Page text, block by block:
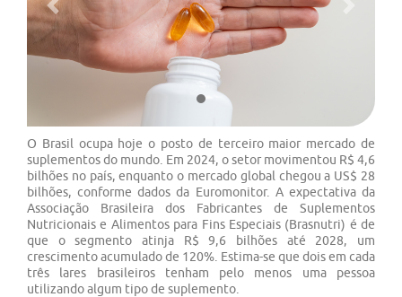
Previous
O Brasil ocupa hoje o posto de terceiro maior mercado de
suplementos do mundo. Em 2024, o setor movimentou R$ 4,6
bilhões no país, enquanto o mercado global chegou a US$ 28
bilhões, conforme dados da Euromonitor. A expectativa da
Associação Brasileira dos Fabricantes de Suplementos
Nutricionais e Alimentos para Fins Especiais (Brasnutri) é de
que o segmento atinja R$ 9,6 bilhões até 2028, um
crescimento acumulado de 120%. Estima-se que dois em cada
três lares brasileiros tenham pelo menos uma pessoa
utilizando algum tipo de suplemento.